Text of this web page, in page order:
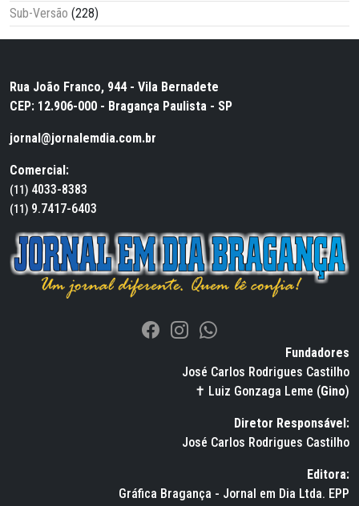
Sub-Versão (228)
Rua João Franco, 944 - Vila Bernadete
CEP: 12.906-000 - Bragança Paulista - SP
jornal@jornalemdia.com.br
Comercial:
(11) 4033-8383
(11) 9.7417-6403
Fundadores
José Carlos Rodrigues Castilho
✝ Luiz Gonzaga Leme (Gino)
Diretor Responsável:
José Carlos Rodrigues Castilho
Editora:
Gráfica Bragança - Jornal em Dia Ltda. EPP